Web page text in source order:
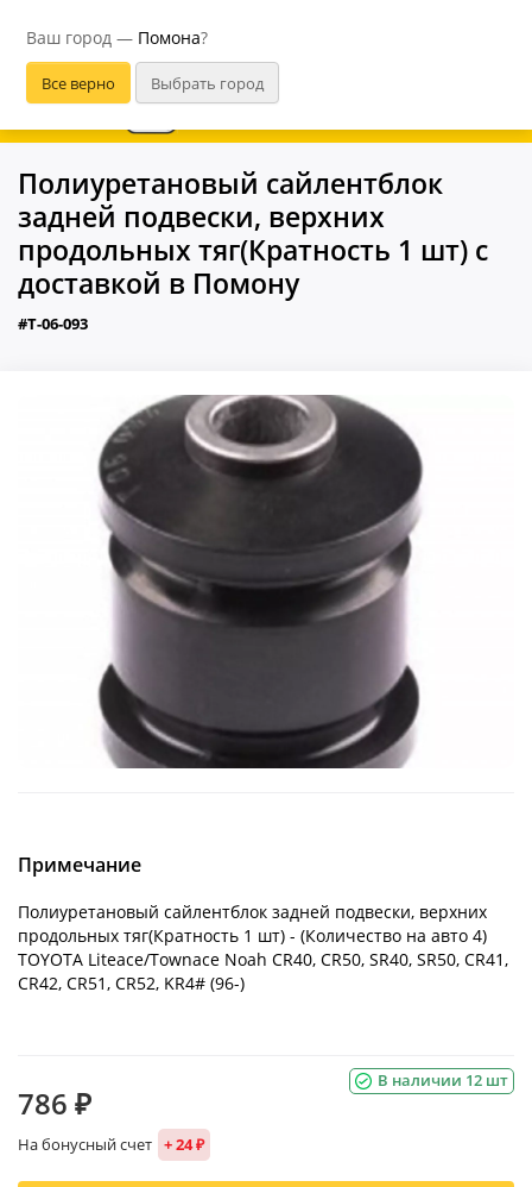
Ваш город — Помона?
В приложении удобнее
Полиуретановый сайлентблок
задней подвески, верхних
продольных тяг(Кратность 1 шт) с
доставкой в Помону
#T-06-093
Примечание
Полиуретановый сайлентблок задней подвески, верхних
продольных тяг(Кратность 1 шт) - (Количество на авто 4)
TOYOTA Liteace/Townace Noah CR40, CR50, SR40, SR50, CR41,
CR42, CR51, CR52, KR4# (96-)
В наличии 12 шт
786 ₽
На бонусный счет + 24 ₽